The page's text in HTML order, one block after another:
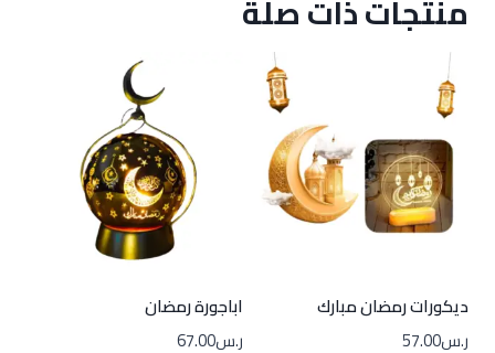
منتجات ذات صلة
ديكورات رمضان مبارك
ر.س57.00
اباجورة رمضان
ر.س67.00